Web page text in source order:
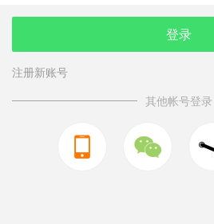
安全提问(未设置请忽略)
登录
注册新账号
其他帐号登录
 